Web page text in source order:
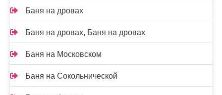
Баня на дровах
Баня на дровах, Баня на дровах
Баня на Московском
Баня на Сокольнической